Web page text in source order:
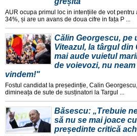
AUR ocupa primul loc in intențiile de vot
34%, și are un avans de doua cifre in fața P ...
Călin Georgescu, pe
Viteazul, la târgul
mai aude vuietul
de voievozi, nu
vindem!"
Fostul candidat la președinție, Calin
dimineața de sute de susținatori la Targul ...
Băsescu: „Trebuie
să nu se mai joace
președinte critică